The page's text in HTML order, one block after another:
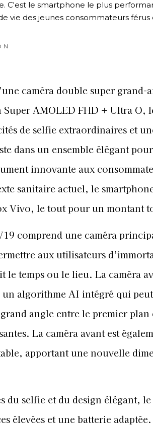
C'est le smartphone le plus
vie des jeunes consommateurs férus
caméra double super grand-
Super AMOLED FHD + Ultra O,
de selfie extraordinaires et
dans un ensemble élégant
innovante aux
sanitaire actuel, le
Vivo, le tout pour un montant
comprend une caméra
aux utilisateurs
le temps ou le lieu. La caméra
un algorithme AI intégré qui
angle entre le premier
La caméra avant est
apportant une nouvelle
du selfie et du design élégant,
élevées et une batterie